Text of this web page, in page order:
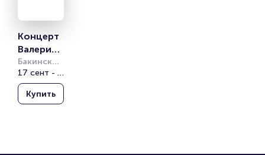
Концерт
Валерия
Меладзе
Бакинский
Конгресс
Центр
17 сент - 19 сент
Купить